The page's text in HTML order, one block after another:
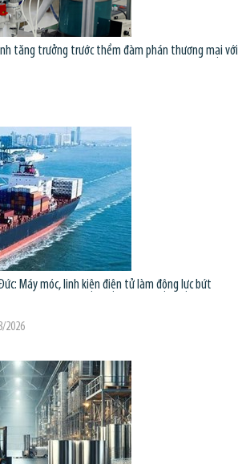
tăng trưởng trước thềm đàm phán thương mại với
Máy móc, linh kiện điện tử làm động lực bứt
2026